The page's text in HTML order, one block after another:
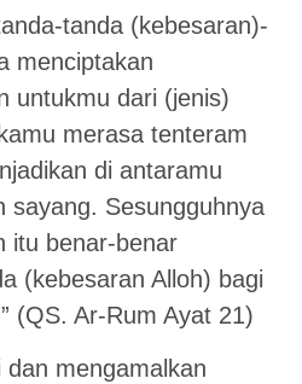
tanda (kebesaran)-
menciptakan
untukmu dari (jenis)
merasa tenteram
di antaramu
sayang. Sesungguhnya
itu benar-benar
(kebesaran Alloh) bagi
(QS. Ar-Rum Ayat 21)
mengamalkan